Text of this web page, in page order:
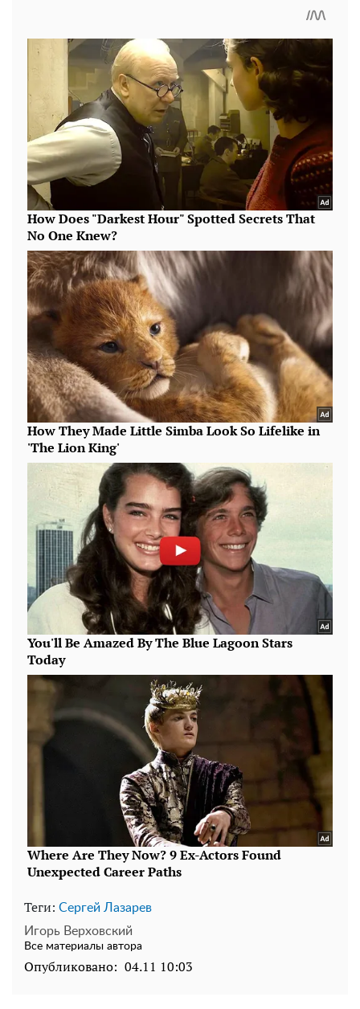
Теги: Сергей Лазарев
Игорь Верховский
Все материалы автора
Опубликовано: 04.11 10:03